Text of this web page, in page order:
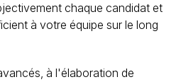
chaque candidat et
à votre équipe sur le long
à l'élaboration de